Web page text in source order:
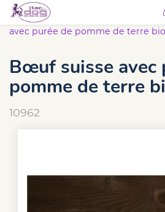
Accueil
avec purée de pomme de terre bio
Bœuf suisse avec
pomme de terre
10962